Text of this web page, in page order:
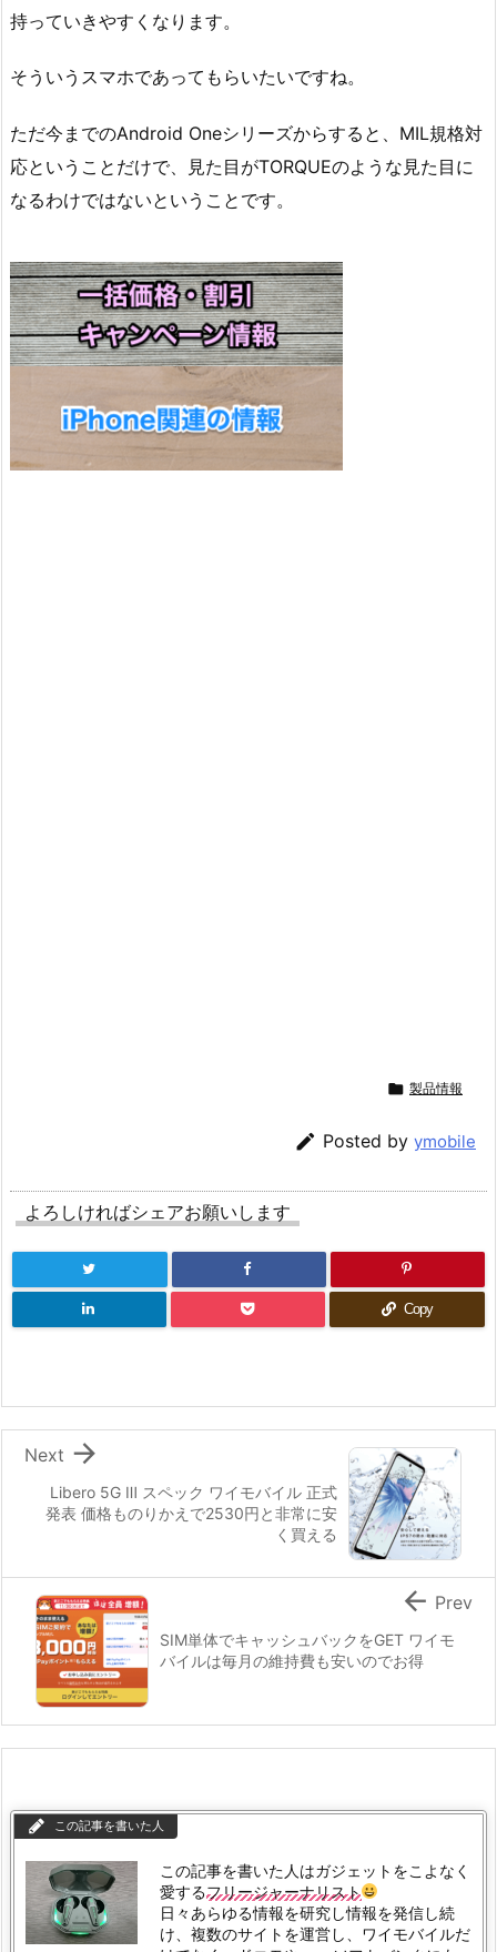
持っていきやすくなります。
そういうスマホであってもらいたいですね。
ただ今までのAndroid Oneシリーズからすると、MIL規格対
応ということだけで、見た目がTORQUEのような見た目に
なるわけではないということです。
 製品情報
 Posted by ymobile
よろしければシェアお願いします
Copy
Libero 5G Ⅲ スペック ワイモバイル 正式
発表 価格ものりかえで2530円と非常に安
く買える

Next
SIM単体でキャッシュバックをGET ワイモ
バイルは毎月の維持費も安いのでお得
 Prev
この記事を書いた人
この記事を書いた人はガジェットをこよなく
愛するフリージャーナリスト
日々あらゆる情報を研究し情報を発信し続
け、複数のサイトを運営し、ワイモバイルだ